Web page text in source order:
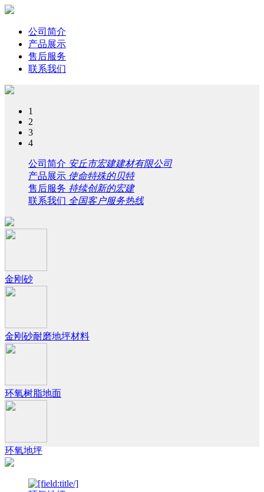
公司简介
产品展示
售后服务
联系我们
1
2
3
4
公司简介 安丘市宏建建材有限公司
产品展示 使命特殊的贝特
售后服务 持续创新的宏建
联系我们 全国客户服务热线
金刚砂
金刚砂耐磨地坪材料
环氧树脂地面
环氧地坪